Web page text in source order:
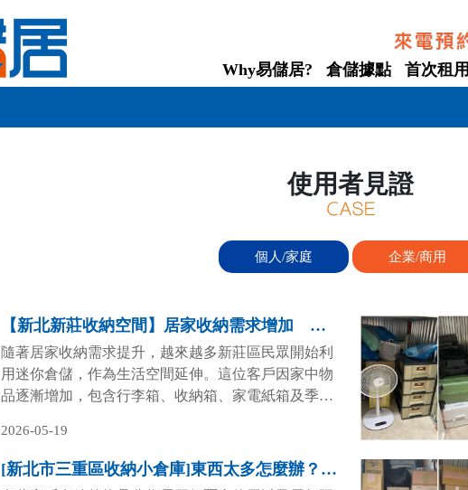
Why易儲居? 倉儲據點 首次租用
使用者見證
個人/家庭 企業/商用
【新北新莊收納空間】居家收納需求增加 新莊區迷你倉成空間整理新選擇
隨著居家收納需求提升，越來越多新莊區民眾開始利
用迷你倉儲，作為生活空間延伸。這位客戶因家中物
品逐漸增加，包含行李箱、收納箱、家電紙箱及季節
重新回到舒適整齊的狀態。
2026-05-19
[新北市三重區收納小倉庫]東西太多怎麼辦？上下櫃一起租就搞定！